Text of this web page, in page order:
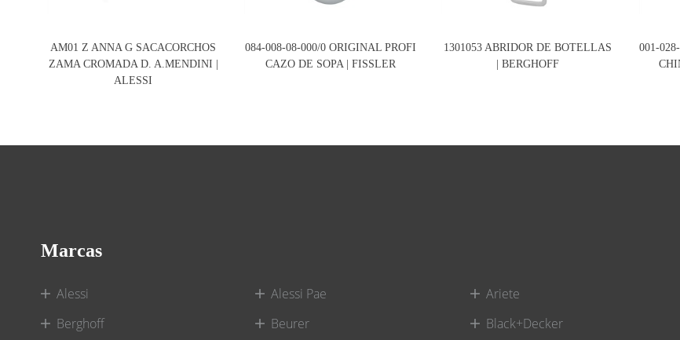
AM01 Z ANNA G SACACORCHOS
ZAMA CROMADA D. A.MENDINI |
ALESSI
084-008-08-000/0 ORIGINAL PROFI
CAZO DE SOPA | FISSLER
1301053 ABRIDOR DE BOTELLAS
| BERGHOFF
001-
Marcas
Alessi Alessi Pae
Ariete
Berghoff
Beurer
Black+Decker